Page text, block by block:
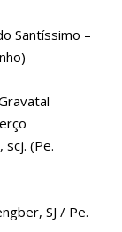
Santíssimo –
scj. (Pe.
SJ / Pe.